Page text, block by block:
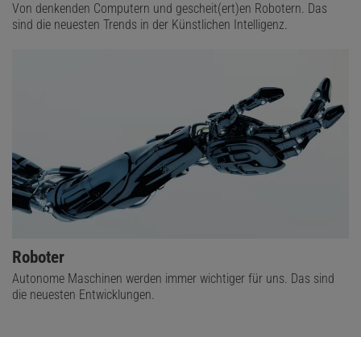
Von denkenden Computern und gescheit(ert)en Robotern. Das
sind die neuesten Trends in der Künstlichen Intelligenz.
Roboter
Autonome Maschinen werden immer wichtiger für uns. Das sind
die neuesten Entwicklungen.